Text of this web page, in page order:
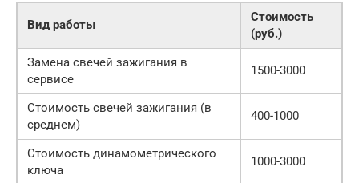
Вид работы
Стоимость
(руб.)
Замена свечей зажигания в
сервисе
1500-3000
Стоимость свечей зажигания (в
среднем)
400-1000
Стоимость динамометрического
ключа
1000-3000